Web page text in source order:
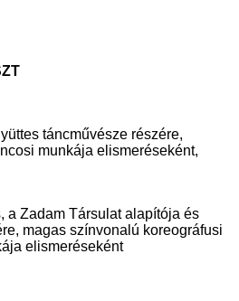
táncművésze részére,
munkája elismeréseként,
a Zadam Társulat alapítója és
magas színvonalú koreográfusi
elismeréseként